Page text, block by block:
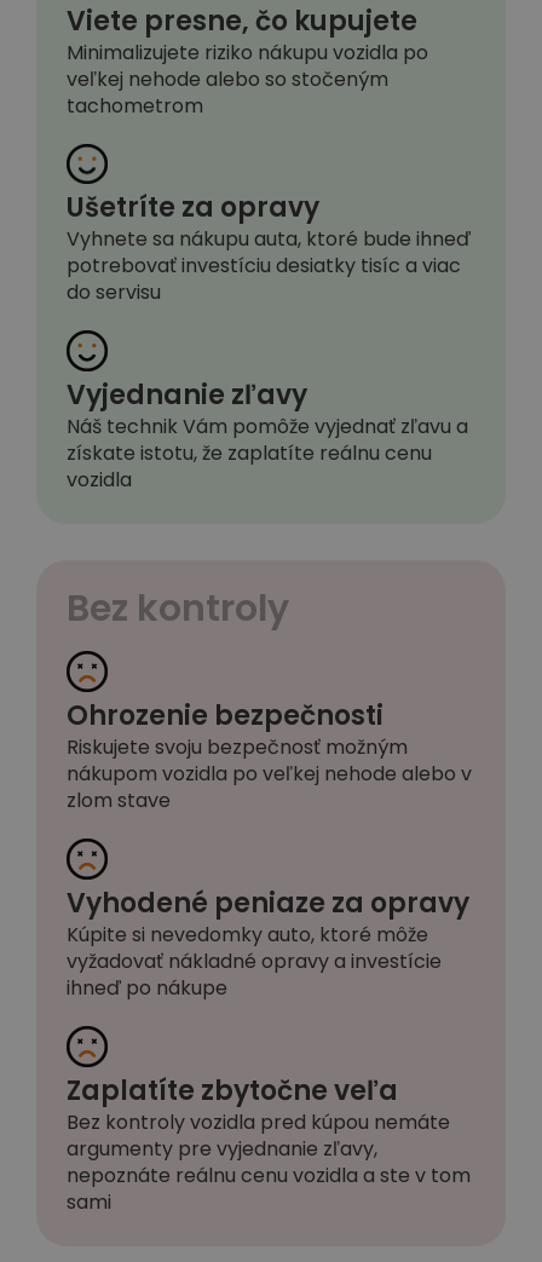
Viete presne, čo kupujete
Minimalizujete riziko nákupu vozidla po
veľkej nehode alebo so stočeným
tachometrom
Ušetríte za opravy
Vyhnete sa nákupu auta, ktoré bude ihneď
potrebovať investíciu desiatky tisíc a viac
do servisu
Vyjednanie zľavy
Náš technik Vám pomôže vyjednať zľavu a
získate istotu, že zaplatíte reálnu cenu
vozidla
Bez kontroly
Ohrozenie bezpečnosti
Riskujete svoju bezpečnosť možným
nákupom vozidla po veľkej nehode alebo v
zlom stave
Vyhodené peniaze za opravy
Kúpite si nevedomky auto, ktoré môže
vyžadovať nákladné opravy a investície
ihneď po nákupe
Zaplatíte zbytočne veľa
Bez kontroly vozidla pred kúpou nemáte
argumenty pre vyjednanie zľavy,
nepoznáte reálnu cenu vozidla a ste v tom
sami